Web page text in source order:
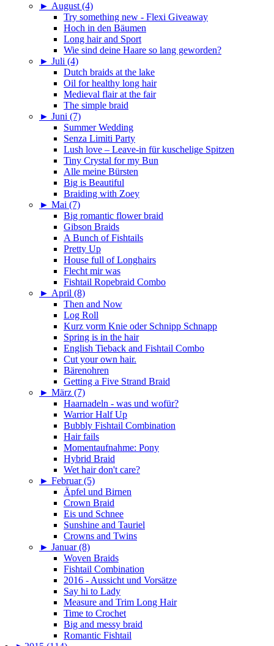
► August (4)
Try something new - Flexi Giveaway
Hoch in den Bäumen
Long hair and Sport
Wie sind deine Haare so lang geworden?
► Juli (4)
Dutch braids at the lake
Oil for healthy long hair
Medieval flair at the fair
The simple braid
► Juni (7)
Summer Wedding
Senza Limiti Party
Lush love – Leave-in für kuschelige Spitzen
Tiny Crystal for my Bun
Alle meine Bürsten
Big is Beautiful
Braiding with Zoey
► Mai (7)
Big romantic flower braid
Gibson Braids
A Bunch of Fishtails
Pretty Up
House full of Longhairs
Flecht mir was
Fishtail Ropebraid Combo
► April (8)
Then and Now
Log Roll
Kurz vorm Knie oder Schnipp Schnapp
Spring is in the hair
English Tieback and Fishtail Combo
Cut your own hair.
Bärenohren
Getting a Five Strand Braid
► März (7)
Haarnadeln - was und wofür?
Warrior Half Up
Bubbly Fishtail Combination
Hair fails
Momentaufnahme: Pony
Hybrid Braid
Wet hair don't care?
► Februar (5)
Äpfel und Birnen
Crown Braid
Eis und Schnee
Sunshine and Tauriel
Crowns and Twins
► Januar (8)
Woven Braids
Fishtail Combination
2016 - Aussicht und Vorsätze
Say hi to Lady
Measure and Trim Long Hair
Time to Crochet
Big and messy braid
Romantic Fishtail